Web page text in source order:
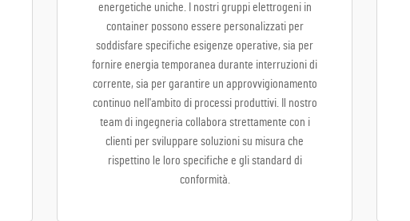
energetiche uniche. I nostri gruppi elettrogeni in
container possono essere personalizzati per
soddisfare specifiche esigenze operative, sia per
fornire energia temporanea durante interruzioni di
corrente, sia per garantire un approvvigionamento
continuo nell'ambito di processi produttivi. Il nostro
team di ingegneria collabora strettamente con i
clienti per sviluppare soluzioni su misura che
rispettino le loro specifiche e gli standard di
conformità.